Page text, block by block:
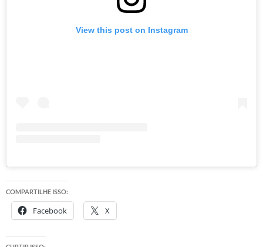
View this post on Instagram
COMPARTILHE ISSO:
Facebook X